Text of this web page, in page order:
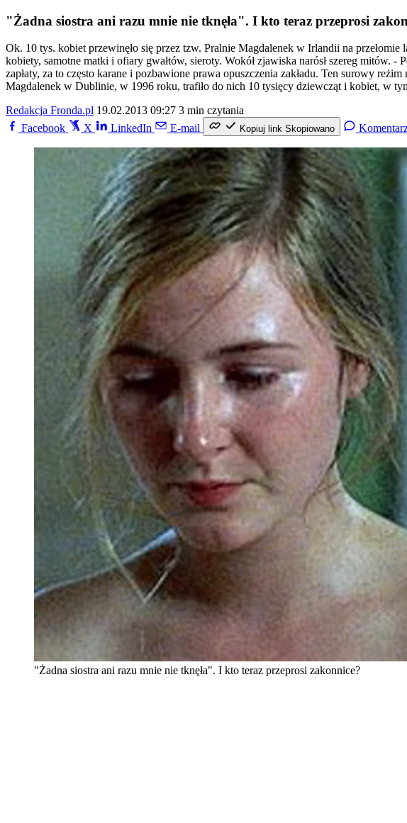
"Żadna siostra ani razu mnie nie tknęła". I kto teraz przeprosi
Ok. 10 tys. kobiet przewinęło się przez tzw. Pralnie Magdalenek w Irlandii na
kobiety, samotne matki i ofiary gwałtów, sieroty. Wokół zjawiska narósł szereg mitów.
zapłaty, za to często karane i pozbawione prawa opuszczenia zakładu. Ten surowy
Magdalenek w Dublinie, w 1996 roku, trafiło do nich 10 tysięcy dziewcząt i kobiet, w
Redakcja Fronda.pl 19.02.2013 09:27 3 min czytania
Facebook
X LinkedIn E-mail Kopiuj link Skopiowano
"Żadna siostra ani razu mnie nie tknęła". I kto teraz przeprosi zakonnice?